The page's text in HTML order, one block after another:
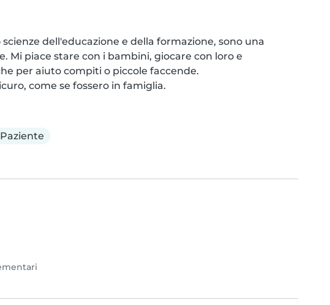
dell'educazione e della formazione, sono una
Mi piace stare con i bambini, giocare con loro e
per aiuto compiti o piccole faccende.
come se fossero in famiglia.
Paziente